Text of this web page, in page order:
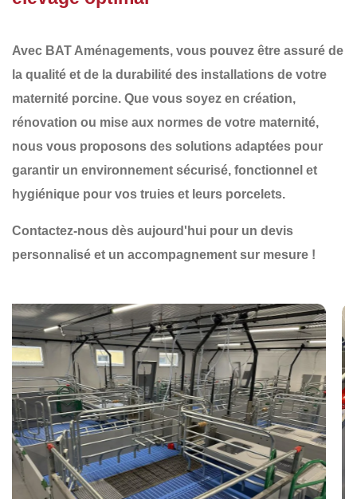
Avec BAT Aménagements, vous pouvez être assuré de
la qualité et de la durabilité des installations de votre
maternité porcine. Que vous soyez en création,
rénovation ou mise aux normes de votre maternité,
nous vous proposons des solutions adaptées pour
garantir un environnement sécurisé, fonctionnel et
hygiénique pour vos truies et leurs porcelets.
Contactez-nous dès aujourd'hui pour un devis
personnalisé et un accompagnement sur mesure !